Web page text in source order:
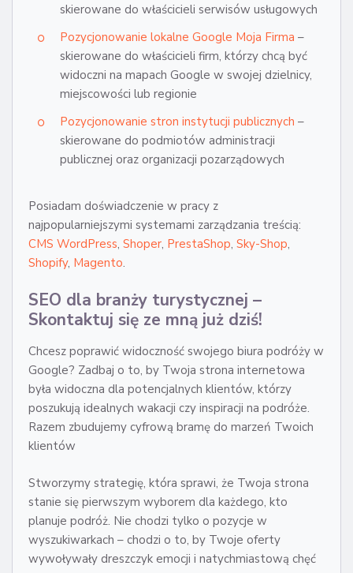
skierowane do właścicieli serwisów usługowych
Pozycjonowanie lokalne Google Moja Firma –
skierowane do właścicieli firm, którzy chcą być
widoczni na mapach Google w swojej dzielnicy,
miejscowości lub regionie
Pozycjonowanie stron instytucji publicznych –
skierowane do podmiotów administracji
publicznej oraz organizacji pozarządowych
Posiadam doświadczenie w pracy z
najpopularniejszymi systemami zarządzania treścią:
CMS WordPress, Shoper, PrestaShop, Sky-Shop,
Shopify, Magento.
SEO dla branży turystycznej –
Skontaktuj się ze mną już dziś!
Chcesz poprawić widoczność swojego biura podróży w
Google? Zadbaj o to, by Twoja strona internetowa
była widoczna dla potencjalnych klientów, którzy
poszukują idealnych wakacji czy inspiracji na podróże.
Razem zbudujemy cyfrową bramę do marzeń Twoich
klientów
Stworzymy strategię, która sprawi, że Twoja strona
stanie się pierwszym wyborem dla każdego, kto
planuje podróż. Nie chodzi tylko o pozycje w
wyszukiwarkach – chodzi o to, by Twoje oferty
wywoływały dreszczyk emocji i natychmiastową chęć